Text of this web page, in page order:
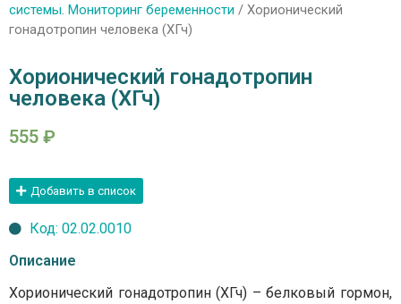
системы. Мониторинг беременности / Хорионический
гонадотропин человека (ХГч)
Хорионический гонадотропин
человека (ХГч)
555 ₽
Добавить в список
Код: 02.02.0010
Описание
Хорионический гонадотропин (ХГч) – белковый гормон,